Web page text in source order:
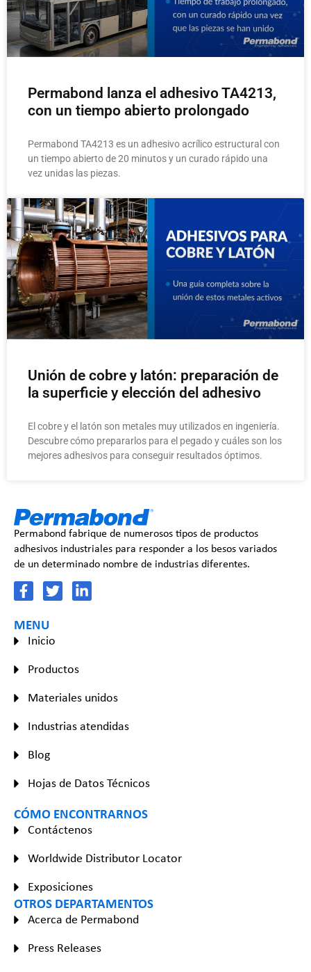
Permabond lanza el adhesivo TA4213,
con un tiempo abierto prolongado
Permabond TA4213 es un adhesivo acrílico estructural con
un tiempo abierto de 20 minutos y un curado rápido una
vez unidas las piezas.
Unión de cobre y latón: preparación de
la superficie y elección del adhesivo
El cobre y el latón son metales muy utilizados en ingeniería.
Descubre cómo prepararlos para el pegado y cuáles son los
mejores adhesivos para conseguir resultados óptimos.
Permabond fabrique de numerosos tipos de productos
adhesivos industriales para responder a los besos variados
de un determinado nombre de industrias diferentes.
MENU
Inicio
Productos
Materiales unidos
Industrias atendidas
Blog
Hojas de Datos Técnicos
CÓMO ENCONTRARNOS
Contáctenos
Worldwide Distributor Locator
Exposiciones
OTROS DEPARTAMENTOS
Acerca de Permabond
Press Releases